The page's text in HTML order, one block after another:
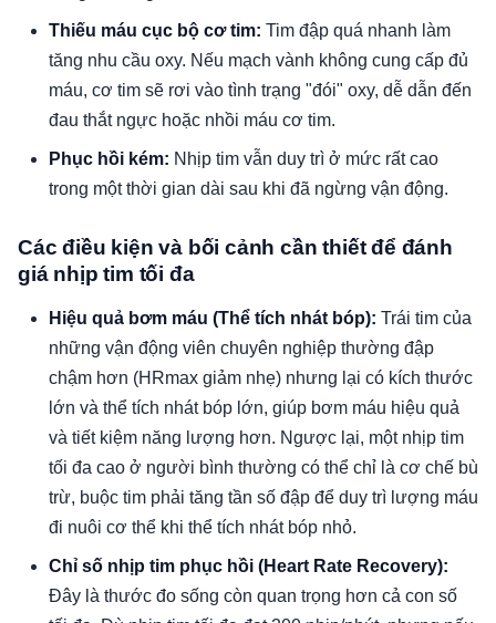
Thiếu máu cục bộ cơ tim: Tim đập quá nhanh làm
tăng nhu cầu oxy. Nếu mạch vành không cung cấp đủ
máu, cơ tim sẽ rơi vào tình trạng "đói" oxy, dễ dẫn đến
đau thắt ngực hoặc nhồi máu cơ tim.
Phục hồi kém: Nhịp tim vẫn duy trì ở mức rất cao
trong một thời gian dài sau khi đã ngừng vận động.
Các điều kiện và bối cảnh cần thiết để đánh
giá nhịp tim tối đa
Hiệu quả bơm máu (Thể tích nhát bóp): Trái tim của
những vận động viên chuyên nghiệp thường đập
chậm hơn (HRmax giảm nhẹ) nhưng lại có kích thước
lớn và thể tích nhát bóp lớn, giúp bơm máu hiệu quả
và tiết kiệm năng lượng hơn. Ngược lại, một nhịp tim
tối đa cao ở người bình thường có thể chỉ là cơ chế bù
trừ, buộc tim phải tăng tần số đập để duy trì lượng máu
đi nuôi cơ thể khi thể tích nhát bóp nhỏ.
Chỉ số nhịp tim phục hồi (Heart Rate Recovery):
Đây là thước đo sống còn quan trọng hơn cả con số